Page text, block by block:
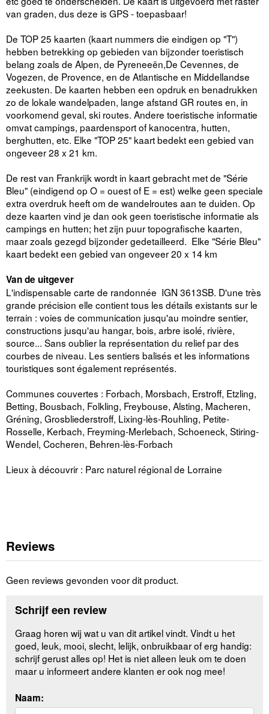
van graden, dus deze is GPS - toepasbaar!
De TOP 25 kaarten (kaart nummers die eindigen op "T")
hebben betrekking op gebieden van bijzonder toeristisch
belang zoals de Alpen, de Pyreneeën,De Cevennes, de
Vogezen, de Provence, en de Atlantische en Middellandse
zeekusten. De kaarten hebben een opdruk en benadrukken
zo de lokale wandelpaden, lange afstand GR routes en, in
voorkomend geval, ski routes. Andere toeristische informatie
omvat campings, paardensport of kanocentra, hutten,
berghutten, etc. Elke "TOP 25" kaart bedekt een gebied van
ongeveer 28 x 21 km.
De rest van Frankrijk wordt in kaart gebracht met de "Série
Bleu" (eindigend op O = ouest of E = est) welke geen speciale
extra overdruk heeft om de wandelroutes aan te duiden. Op
deze kaarten vind je dan ook geen toeristische informatie als
campings en hutten; het zijn puur topografische kaarten,
maar zoals gezegd bijzonder gedetailleerd. Elke "Série Bleu"
kaart bedekt een gebied van ongeveer 20 x 14 km
Van de uitgever
L'indispensable carte de randonnée IGN 3613SB. D'une très
grande précision elle contient tous les détails existants sur le
terrain : voies de communication jusqu'au moindre sentier,
constructions jusqu'au hangar, bois, arbre isolé, rivière,
source... Sans oublier la représentation du relief par des
courbes de niveau. Les sentiers balisés et les informations
touristiques sont également représentés.
Communes couvertes : Forbach, Morsbach, Erstroff, Etzling,
Betting, Bousbach, Folkling, Freybouse, Alsting, Macheren,
Gréning, Grosbliederstroff, Lixing-lès-Rouhling, Petite-
Rosselle, Kerbach, Freyming-Merlebach, Schoeneck, Stiring-
Wendel, Cocheren, Behren-lès-Forbach
Lieux à découvrir : Parc naturel régional de Lorraine
Reviews
Geen reviews gevonden voor dit product.
Schrijf een review
Graag horen wij wat u van dit artikel vindt. Vindt u het
goed, leuk, mooi, slecht, lelijk, onbruikbaar of erg handig:
schrijf gerust alles op! Het is niet alleen leuk om te doen
maar u informeert andere klanten er ook nog mee!
Naam: